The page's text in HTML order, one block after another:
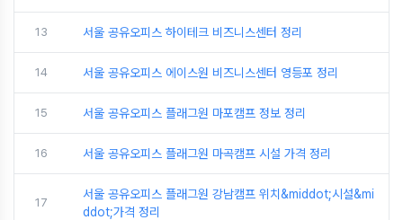
13 서울 공유오피스 하이테크 비즈니스센터 정리
14 서울 공유오피스 에이스원 비즈니스센터 영등포 정리
15 서울 공유오피스 플래그원 마포캠프 정보 정리
16 서울 공유오피스 플래그원 마곡캠프 시설 가격 정리
17
서울 공유오피스 플래그원 강남캠프 위치&middot;시설&mi
ddot;가격 정리